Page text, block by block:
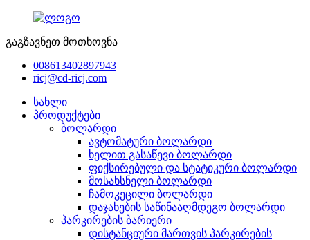
გაგზავნეთ მოთხოვნა
008613402897943
ricj@cd-ricj.com
სახლი
პროდუქტები
ბოლარდი
ავტომატური ბოლარდი
ხელით გასაწევი ბოლარდი
ფიქსირებული და სტატიკური ბოლარდი
მოსახსნელი ბოლარდი
ჩამოკეცილი ბოლარდი
დაჯახების საწინააღმდეგო ბოლარდი
პარკირების ბარიერი
დისტანციური მართვის პარკირების